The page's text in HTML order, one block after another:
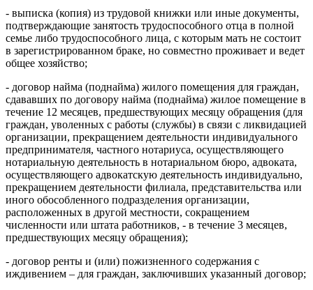
- выписка (копия) из трудовой книжки или иные документы,
подтверждающие занятость трудоспособного отца в полной
семье либо трудоспособного лица, с которым мать не состоит
в зарегистрированном браке, но совместно проживает и ведет
общее хозяйство;
- договор найма (поднайма) жилого помещения для граждан,
сдававших по договору найма (поднайма) жилое помещение в
течение 12 месяцев, предшествующих месяцу обращения (для
граждан, уволенных с работы (службы) в связи с ликвидацией
организации, прекращением деятельности индивидуального
предпринимателя, частного нотариуса, осуществляющего
нотариальную деятельность в нотариальном бюро, адвоката,
осуществляющего адвокатскую деятельность индивидуально,
прекращением деятельности филиала, представительства или
иного обособленного подразделения организации,
расположенных в другой местности, сокращением
численности или штата работников, - в течение 3 месяцев,
предшествующих месяцу обращения);
- договор ренты и (или) пожизненного содержания с
иждивением – для граждан, заключивших указанный договор;